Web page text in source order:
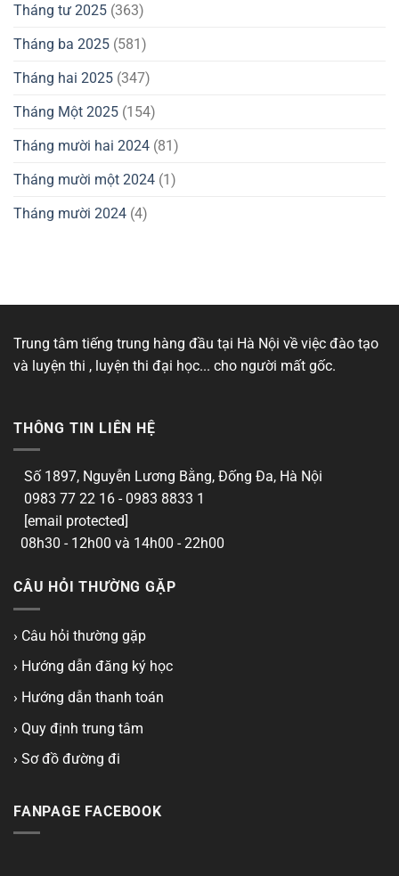
Tháng tư 2025 (363)
Tháng ba 2025 (581)
Tháng hai 2025 (347)
Tháng Một 2025 (154)
Tháng mười hai 2024 (81)
Tháng mười một 2024 (1)
Tháng mười 2024 (4)
Trung tâm tiếng trung hàng đầu tại Hà Nội về việc đào tạo
và luyện thi , luyện thi đại học... cho người mất gốc.
THÔNG TIN LIÊN HỆ
Số 1897, Nguyễn Lương Bằng, Đống Đa, Hà Nội
0983 77 22 16 - 0983 8833 1
[email protected]
08h30 - 12h00 và 14h00 - 22h00
CÂU HỎI THƯỜNG GẶP
› Câu hỏi thường gặp
› Hướng dẫn đăng ký học
› Hướng dẫn thanh toán
› Quy định trung tâm
› Sơ đồ đường đi
FANPAGE FACEBOOK